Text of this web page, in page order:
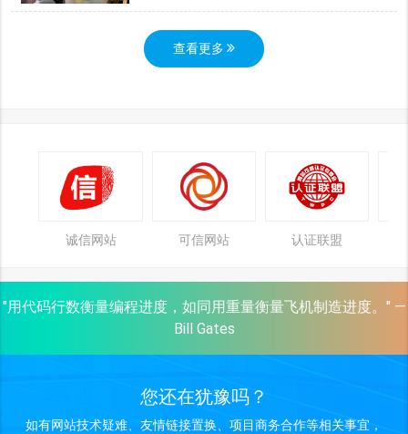
查看更多
诚信网站 可信网站 认证联盟
"用代码行数衡量编程进度，如同用重量衡量飞机制造进度。" —
Bill Gates
您还在犹豫吗？
如有网站技术疑难、友情链接置换、项目商务合作等相关事宜，